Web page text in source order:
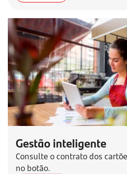
Gestão inteligente
Consulte o contrato dos
no botão.